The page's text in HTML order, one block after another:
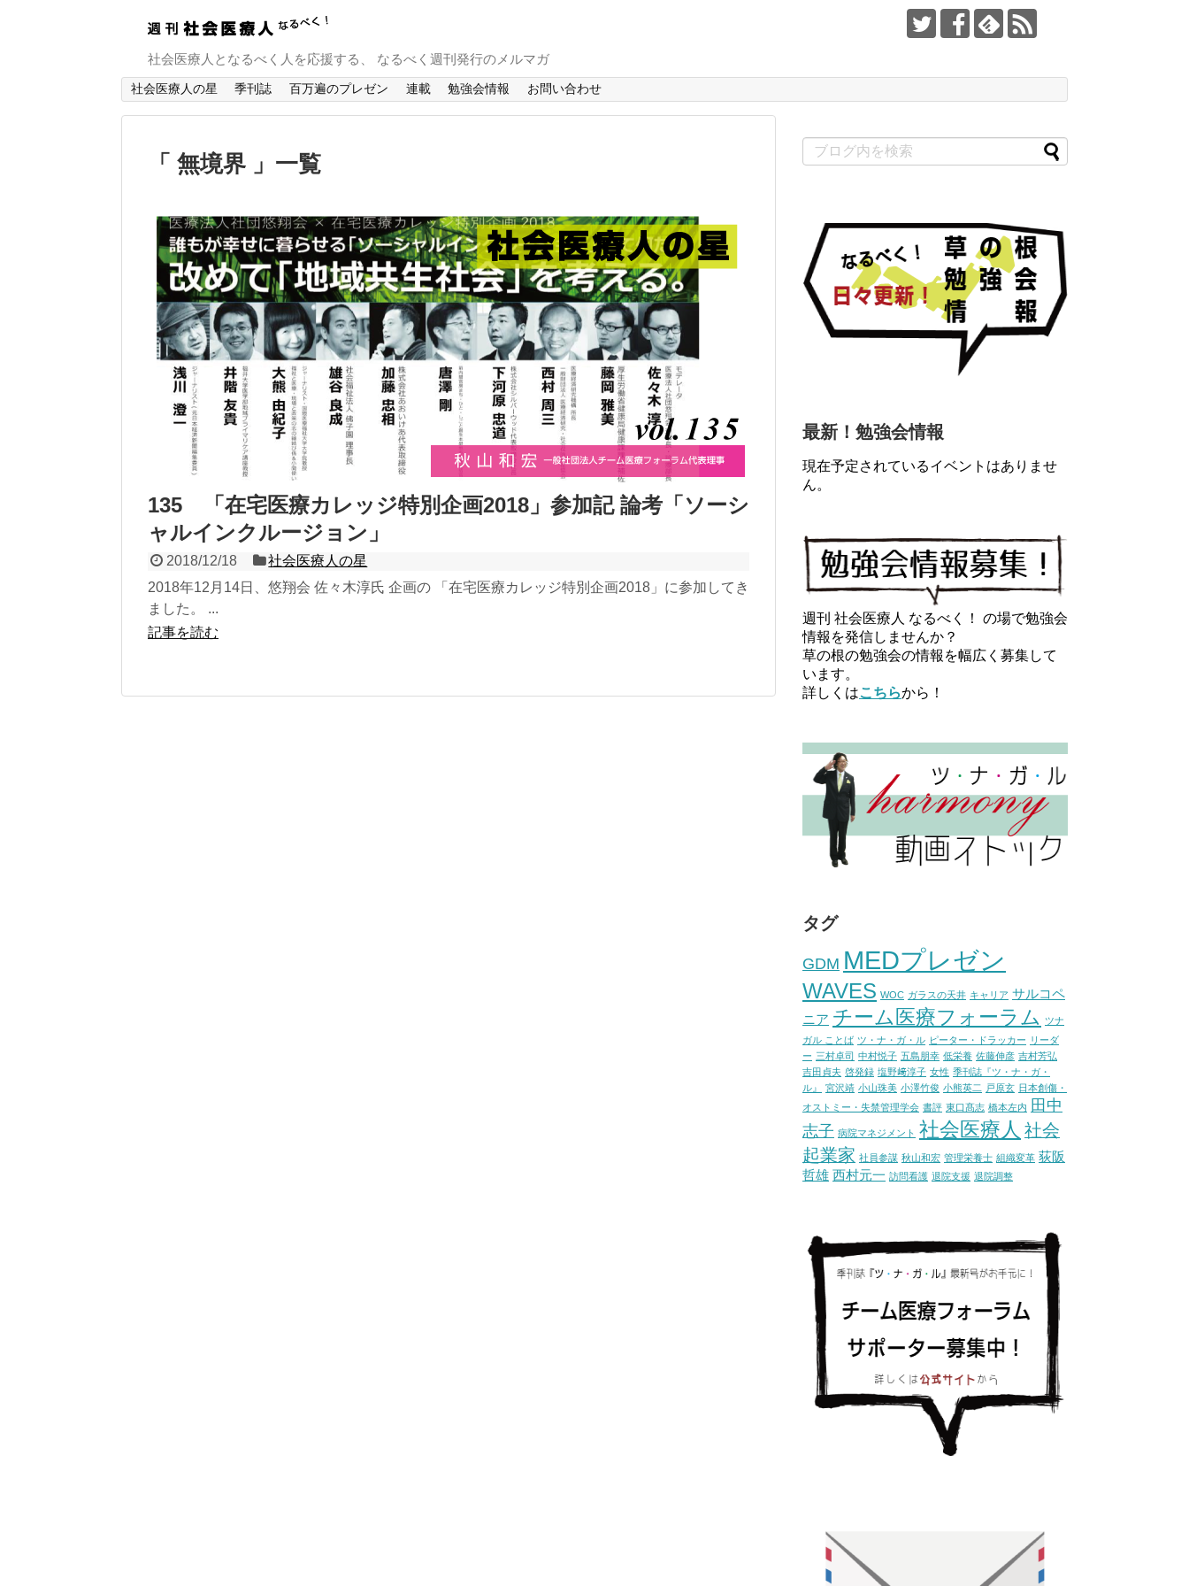
社会医療人となるべく人を応援する、 なるべく週刊発行のメルマガ
社会医療人の星 季刊誌 百万遍のプレゼン 連載 勉強会情報 お問い合わせ
「 無境界 」一覧
135 「在宅医療カレッジ特別企画2018」参加記 論考「ソーシ
ャルインクルージョン」
2018/12/18
社会医療人の星
2018年12月14日、悠翔会 佐々木淳氏 企画の 「在宅医療カレッジ特別企画2018」に参加してき
ました。 ...
記事を読む
最新！勉強会情報
現在予定されているイベントはありませ
ん。
週刊 社会医療人 なるべく！ の場で勉強会
情報を発信しませんか？
草の根の勉強会の情報を幅広く募集して
います。
詳しくはこちらから！
タグ
GDM MEDプレゼン
WAVES WOC ガラスの天井 キャリア サルコペ
ニア チーム医療フォーラム
ツナ
ガル ことば ツ・ナ・ガ・ル ピーター・ドラッカー リーダ
ー 三村卓司 中村悦子 五島朋幸 低栄養 佐藤伸彦 吉村芳弘
吉田貞夫 啓発録 塩野﨑淳子 女性 季刊誌『ツ・ナ・ガ・
ル』
宮沢靖 小山珠美 小澤竹俊 小熊英二 戸原玄 日本創傷・
オストミー・失禁管理学会 書評 東口髙志 橋本左内
田中
志子 病院マネジメント 社会医療人 社会
起業家 社員参謀 秋山和宏 管理栄養士 組織変革 荻阪
哲雄 西村元一 訪問看護 退院支援 退院調整